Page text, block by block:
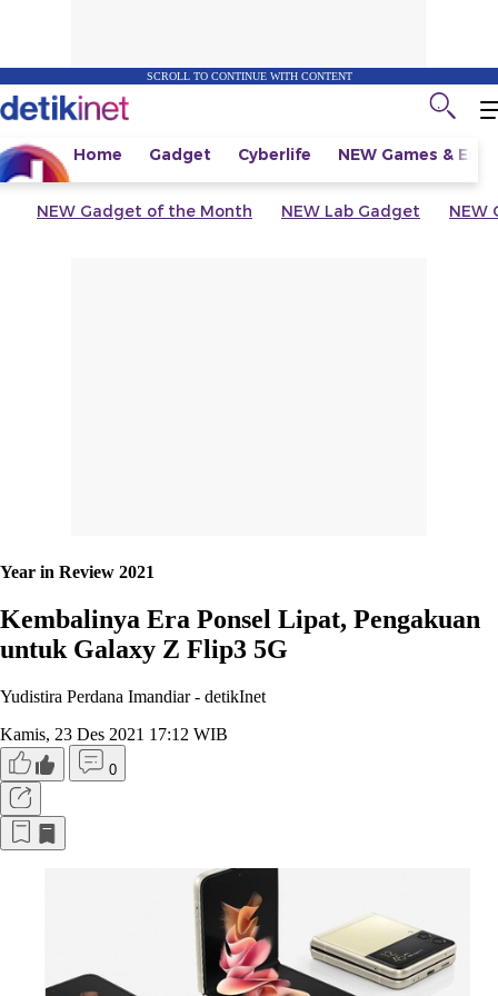
SCROLL TO CONTINUE WITH CONTENT
Home Gadget Cyberlife NEW Games &
NEW Gadget of the Month NEW Lab Gadget NEW
Year in Review 2021
Kembalinya Era Ponsel Lipat, Pengakuan
untuk Galaxy Z Flip3 5G
Yudistira Perdana Imandiar - detikInet
Kamis, 23 Des 2021 17:12 WIB
0